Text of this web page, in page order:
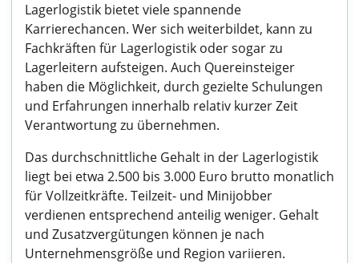
Lagerlogistik bietet viele spannende
Karrierechancen. Wer sich weiterbildet, kann zu
Fachkräften für Lagerlogistik oder sogar zu
Lagerleitern aufsteigen. Auch Quereinsteiger
haben die Möglichkeit, durch gezielte Schulungen
und Erfahrungen innerhalb relativ kurzer Zeit
Verantwortung zu übernehmen.
Das durchschnittliche Gehalt in der Lagerlogistik
liegt bei etwa 2.500 bis 3.000 Euro brutto monatlich
für Vollzeitkräfte. Teilzeit- und Minijobber
verdienen entsprechend anteilig weniger. Gehalt
und Zusatzvergütungen können je nach
Unternehmensgröße und Region variieren.